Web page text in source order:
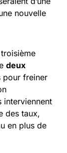
nouvelle
deux
pour freiner
interviennent
des taux,
en plus de